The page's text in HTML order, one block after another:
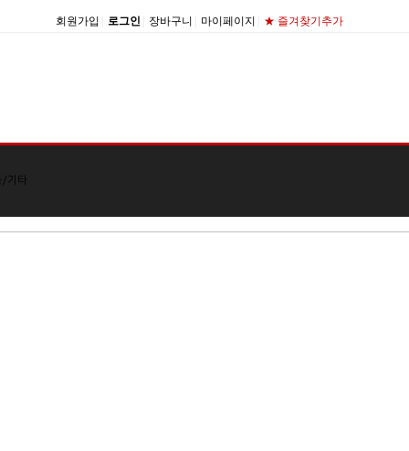
회원가입 로그인 장바구니 마이페이지 ★ 즐겨찾기추가